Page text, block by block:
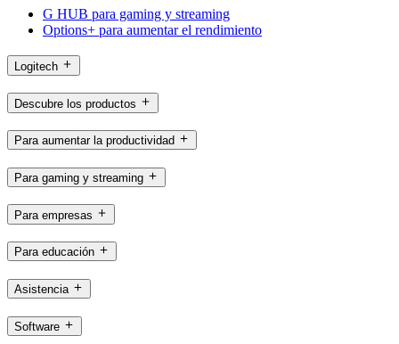
G HUB para gaming y streaming
Options+ para aumentar el rendimiento
Logitech
Descubre los productos
Para aumentar la productividad
Para gaming y streaming
Para empresas
Para educación
Asistencia
Software